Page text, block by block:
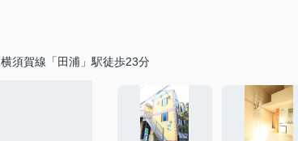
横須賀線「田浦」駅徒歩23分